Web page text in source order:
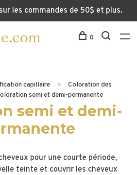
les commandes de 50$ et plus.
0
capillaire
Coloration des
semi et demi-permanente
semi et demi-
pour une courte période,
teinte et couvrir les cheveux